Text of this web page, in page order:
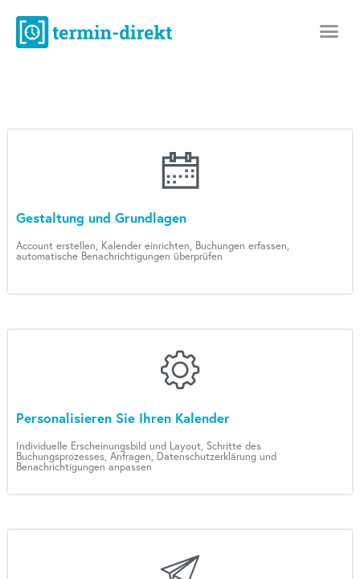
Gestaltung und Grundlagen
Account erstellen, Kalender einrichten, Buchungen erfassen,
automatische Benachrichtigungen überprüfen
Personalisieren Sie Ihren Kalender
Individuelle Erscheinungsbild und Layout, Schritte des
Buchungsprozesses, Anfragen, Datenschutzerklärung und
Benachrichtigungen anpassen